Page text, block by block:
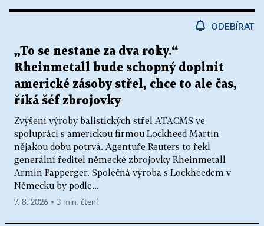
ODEBÍRAT
„To se nestane za dva roky.“
Rheinmetall bude schopný doplnit
americké zásoby střel, chce to ale čas,
říká šéf zbrojovky
Zvýšení výroby balistických střel ATACMS ve
spolupráci s americkou firmou Lockheed Martin
nějakou dobu potrvá. Agentuře Reuters to řekl
generální ředitel německé zbrojovky Rheinmetall
Armin Papperger. Společná výroba s Lockheedem v
Německu by podle...
7. 8. 2026 ▪ 3 min. čtení